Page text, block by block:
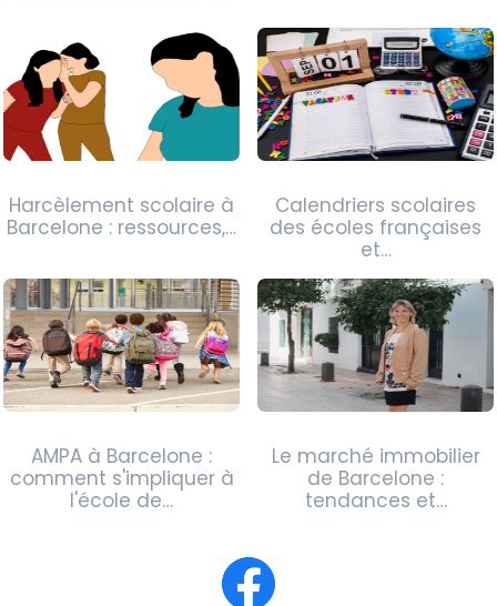
Harcèlement scolaire à
Barcelone : ressources,…
Calendriers scolaires
des écoles françaises
et…
AMPA à Barcelone :
comment s'impliquer à
l'école de…
Le marché immobilier
de Barcelone :
tendances et…